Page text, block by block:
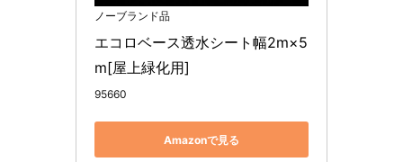
ノーブランド品
エコロベース透水シート幅2m×5
m[屋上緑化用]
95660
Amazonで見る